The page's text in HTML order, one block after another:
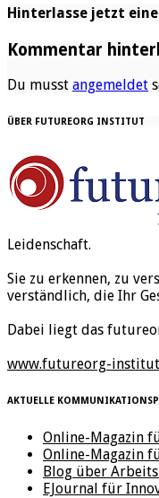
Hinterlasse jetzt
Kommentar
Du musst angemeldet
ÜBER FUTUREORG INSTITUT
Leidenschaft.
Sie zu erkennen, zu
verständlich, die Ihr
Dabei liegt das
www.futureorg-
AKTUELLE
Online-Magazin
Online-Magazin
Blog über
EJournal für